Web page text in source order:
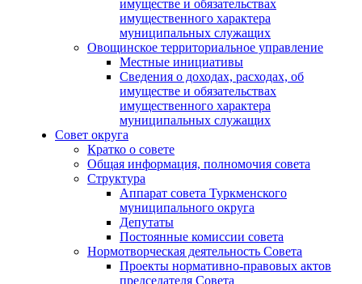
имуществе и обязательствах
имущественного характера
муниципальных служащих
Овощинское территориальное управление
Местные инициативы
Сведения о доходах, расходах, об
имуществе и обязательствах
имущественного характера
муниципальных служащих
Совет округа
Кратко о совете
Общая информация, полномочия совета
Структура
Аппарат совета Туркменского
муниципального округа
Депутаты
Постоянные комиссии совета
Нормотворческая деятельность Совета
Проекты нормативно-правовых актов
председателя Cовета